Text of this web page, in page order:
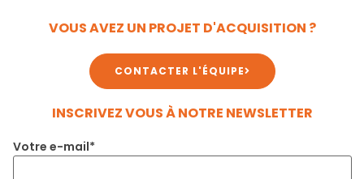
VOUS AVEZ UN PROJET D'ACQUISITION ?
CONTACTER L'ÉQUIPE
INSCRIVEZ VOUS À NOTRE NEWSLETTER
Votre e-mail*